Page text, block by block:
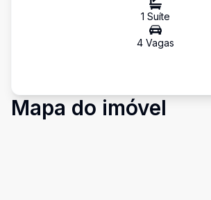
1 Suíte
4 Vagas
Mapa do imóvel